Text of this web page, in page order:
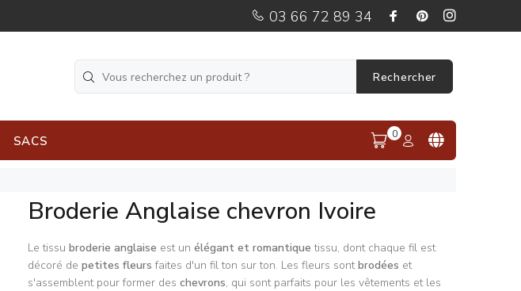
03 66 72 89 34
Rechercher
SACS 0
Broderie Anglaise chevron Ivoire
Le tissu broderie anglaise est un élégant et romantique tissu, dont chaque fil est
décoré de petites fleurs faites d'un fil ton sur ton. Les fleurs sontbrodées et
s'assemblent pour former des chevrons, qui sont parfaits pour les vêtements et les